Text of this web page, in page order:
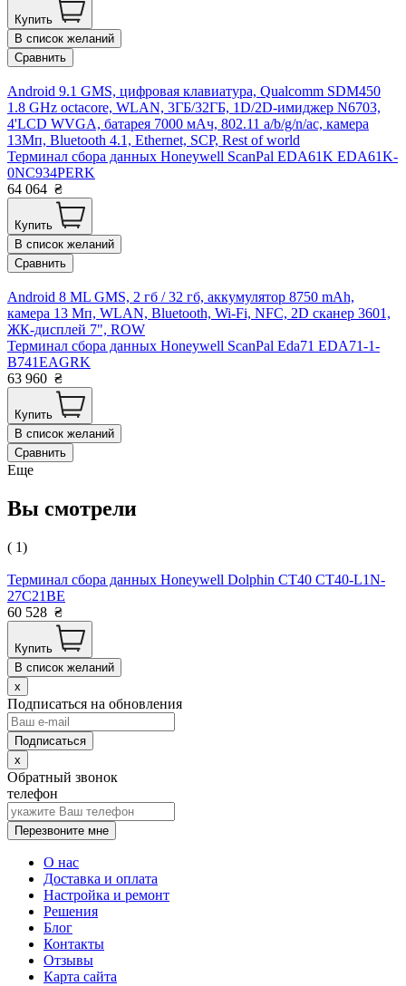
Купить
В список желаний
Сравнить
Android 9.1 GMS, цифровая клавиатура, Qualcomm SDM450
1.8 GHz octacore, WLAN, 3ГБ/32ГБ, 1D/2D-имиджер N6703,
4'LCD WVGA, батарея 7000 мАч, 802.11 a/b/g/n/ac, камера
13Мп, Bluetooth 4.1, Ethernet, SCP, Rest of world
Терминал сбора данных Honeywell ScanPal EDA61K EDA61K-
0NC934PERK
64 064 ₴
Купить
В список желаний
Сравнить
Android 8 ML GMS, 2 гб / 32 гб, аккумулятор 8750 mAh,
камера 13 Мп, WLAN, Bluetooth, Wi-Fi, NFC, 2D сканер 3601,
ЖК-дисплей 7", ROW
Терминал сбора данных Honeywell ScanPal Eda71 EDA71-1-
B741EAGRK
63 960 ₴
Купить
В список желаний
Сравнить
Еще
Вы смотрели
( 1)
Терминал сбора данных Honeywell Dolphin CT40 CT40-L1N-
27C21BE
60 528 ₴
Купить
В список желаний
x
Подписаться на обновления
x
Обратный звонок
телефон
Перезвоните мне
О нас
Доставка и оплата
Настройка и ремонт
Решения
Блог
Контакты
Отзывы
Карта сайта